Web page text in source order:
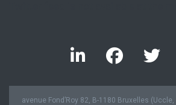
avenue Fond’Roy 82, B-1180 Bruxelles